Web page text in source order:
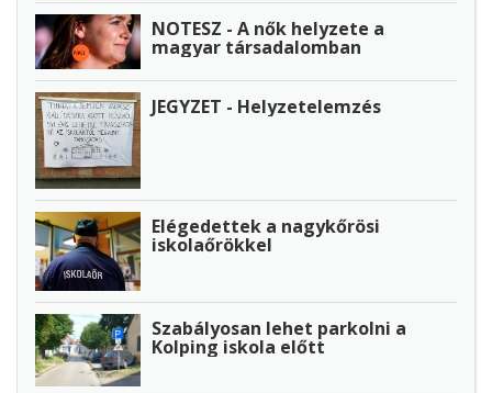
NOTESZ - A nők helyzete a
magyar társadalomban
JEGYZET - Helyzetelemzés
Elégedettek a nagykőrösi
iskolaőrökkel
Szabályosan lehet parkolni a
Kolping iskola előtt